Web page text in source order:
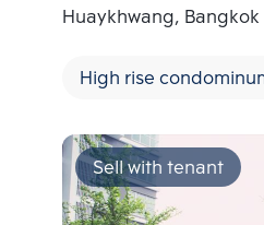
Huaykhwang, Bangkok
High rise
Sell with tenant
Add